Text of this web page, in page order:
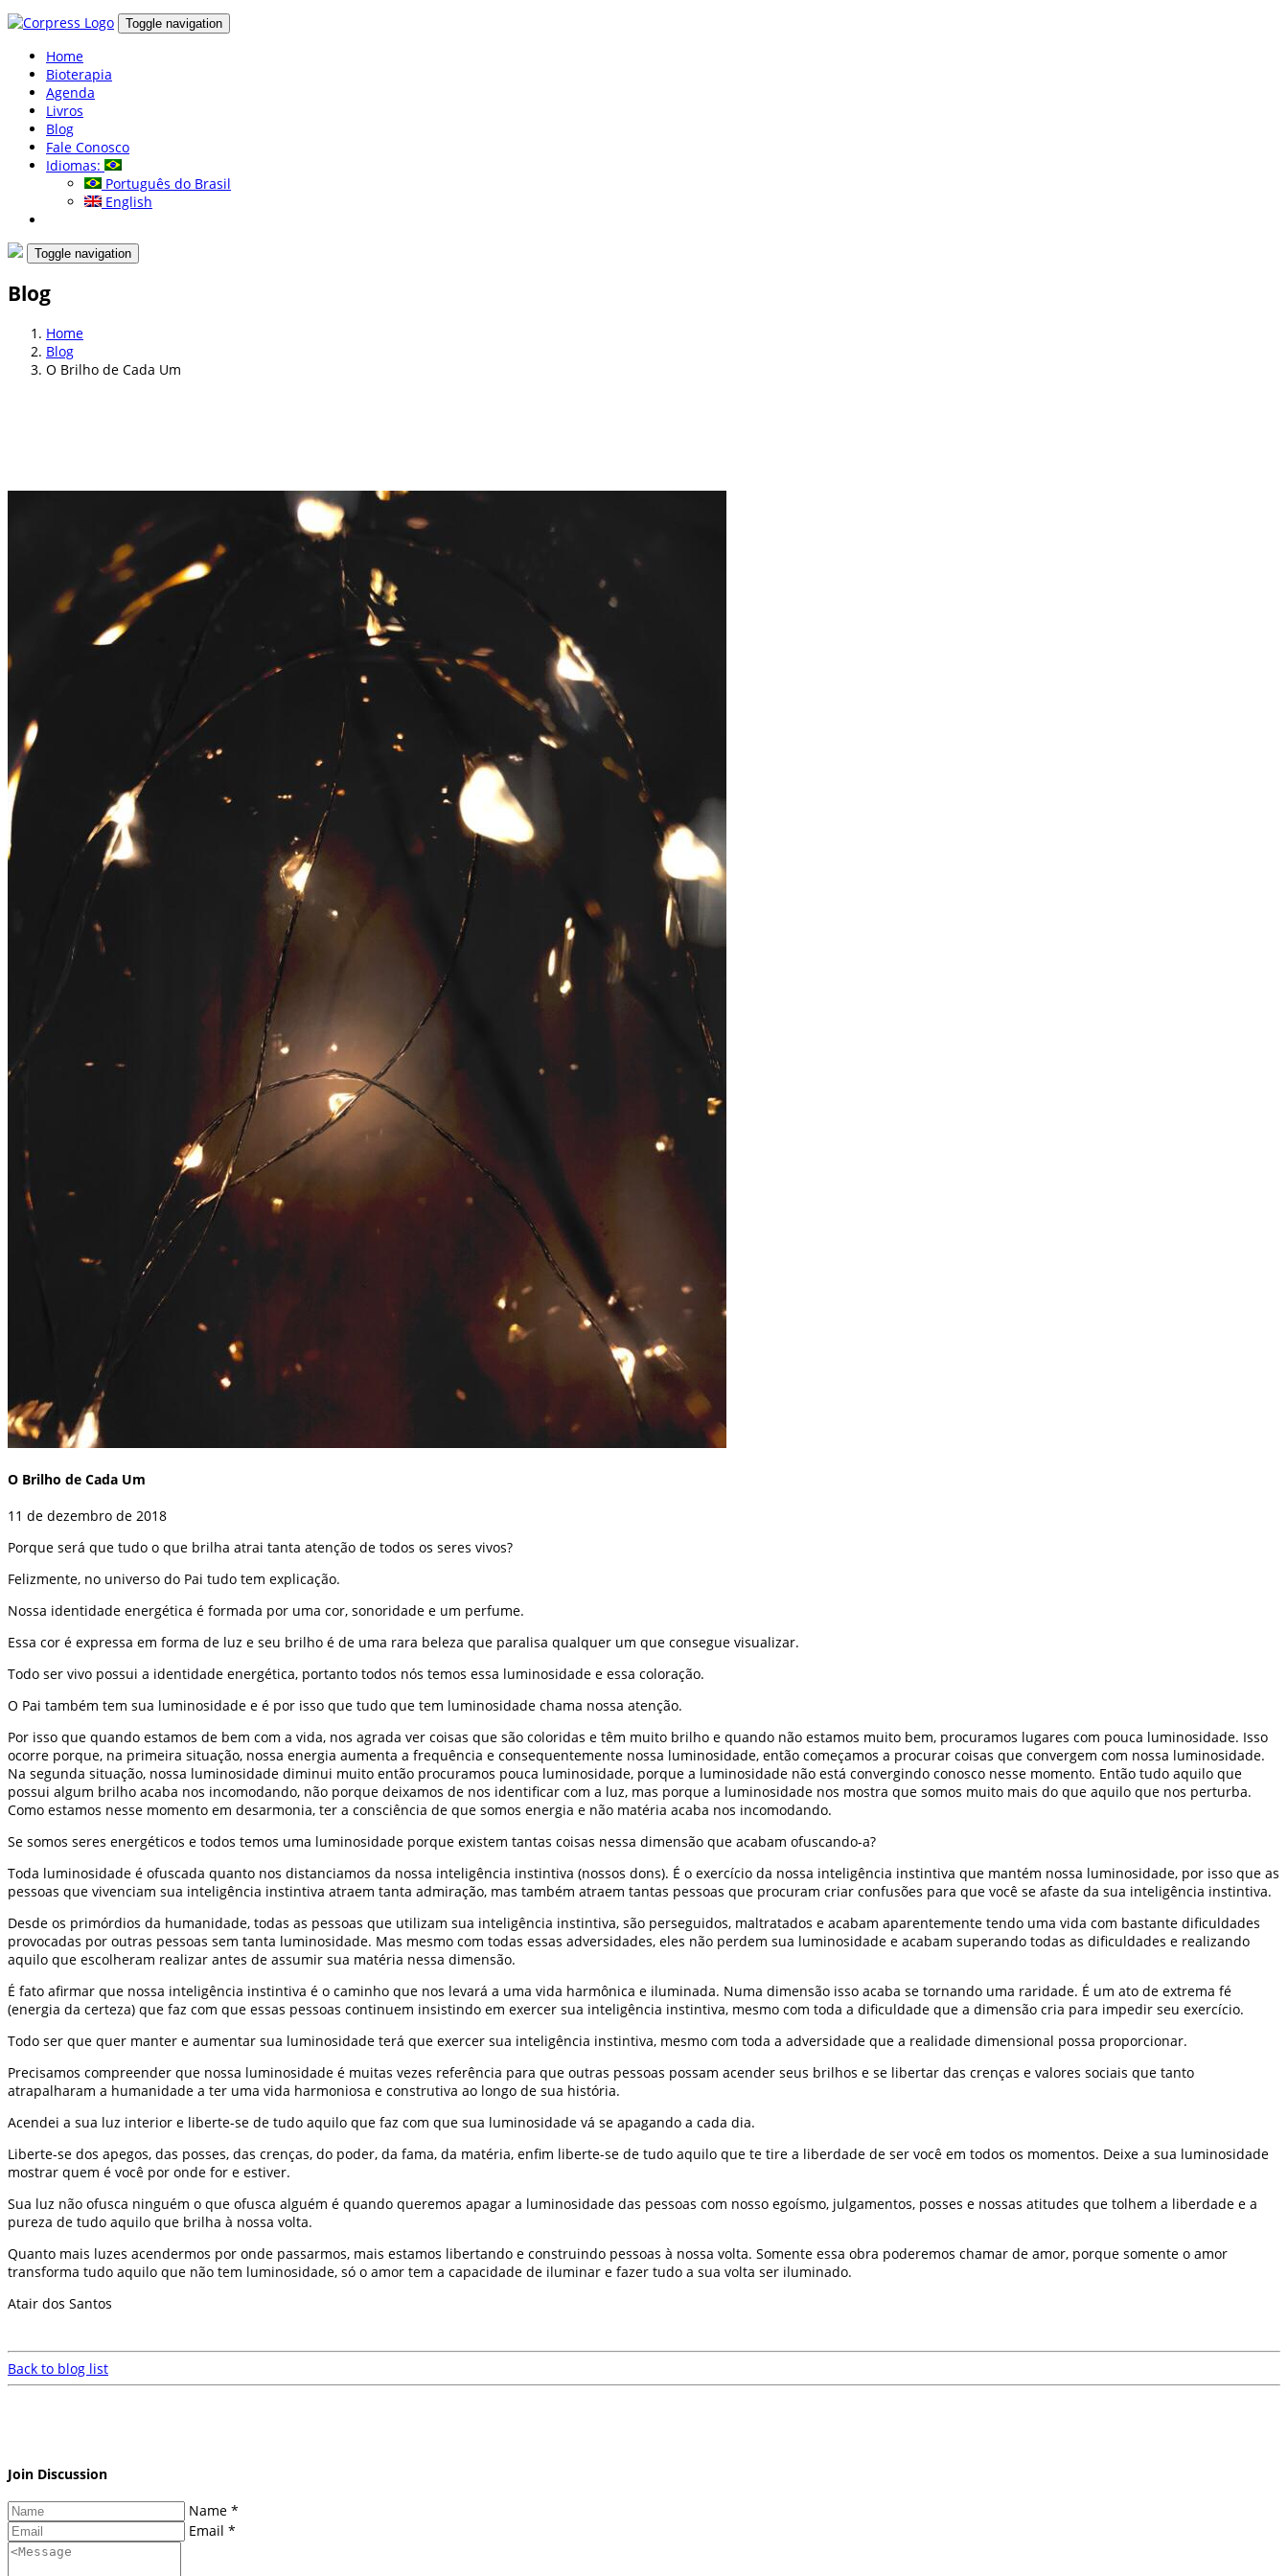
Toggle navigation
Home
Bioterapia
Agenda
Livros
Blog
Fale Conosco
Idiomas:
Português do Brasil
English
Toggle navigation
Blog
Home
Blog
O Brilho de Cada Um
O Brilho de Cada Um
11 de dezembro de 2018
Porque será que tudo o que brilha atrai tanta atenção de todos os seres vivos?
Felizmente, no universo do Pai tudo tem explicação.
Nossa identidade energética é formada por uma cor, sonoridade e um perfume.
Essa cor é expressa em forma de luz e seu brilho é de uma rara beleza que paralisa qualquer um que consegue visualizar.
Todo ser vivo possui a identidade energética, portanto todos nós temos essa luminosidade e essa coloração.
O Pai também tem sua luminosidade e é por isso que tudo que tem luminosidade chama nossa atenção.
Por isso que quando estamos de bem com a vida, nos agrada ver coisas que são coloridas e têm muito brilho e quando não estamos muito bem, procuramos lugares com pouca luminosidade. Isso
ocorre porque, na primeira situação, nossa energia aumenta a frequência e consequentemente nossa luminosidade, então começamos a procurar coisas que convergem com nossa luminosidade.
Na segunda situação, nossa luminosidade diminui muito então procuramos pouca luminosidade, porque a luminosidade não está convergindo conosco nesse momento. Então tudo aquilo que
possui algum brilho acaba nos incomodando, não porque deixamos de nos identificar com a luz, mas porque a luminosidade nos mostra que somos muito mais do que aquilo que nos perturba.
Como estamos nesse momento em desarmonia, ter a consciência de que somos energia e não matéria acaba nos incomodando.
Se somos seres energéticos e todos temos uma luminosidade porque existem tantas coisas nessa dimensão que acabam ofuscando-a?
Toda luminosidade é ofuscada quanto nos distanciamos da nossa inteligência instintiva (nossos dons). É o exercício da nossa inteligência instintiva que mantém nossa luminosidade, por isso que as
pessoas que vivenciam sua inteligência instintiva atraem tanta admiração, mas também atraem tantas pessoas que procuram criar confusões para que você se afaste da sua inteligência instintiva.
Desde os primórdios da humanidade, todas as pessoas que utilizam sua inteligência instintiva, são perseguidos, maltratados e acabam aparentemente tendo uma vida com bastante dificuldades
provocadas por outras pessoas sem tanta luminosidade. Mas mesmo com todas essas adversidades, eles não perdem sua luminosidade e acabam superando todas as dificuldades e realizando
aquilo que escolheram realizar antes de assumir sua matéria nessa dimensão.
É fato afirmar que nossa inteligência instintiva é o caminho que nos levará a uma vida harmônica e iluminada. Numa dimensão isso acaba se tornando uma raridade. É um ato de extrema fé
(energia da certeza) que faz com que essas pessoas continuem insistindo em exercer sua inteligência instintiva, mesmo com toda a dificuldade que a dimensão cria para impedir seu exercício.
Todo ser que quer manter e aumentar sua luminosidade terá que exercer sua inteligência instintiva, mesmo com toda a adversidade que a realidade dimensional possa proporcionar.
Precisamos compreender que nossa luminosidade é muitas vezes referência para que outras pessoas possam acender seus brilhos e se libertar das crenças e valores sociais que tanto
atrapalharam a humanidade a ter uma vida harmoniosa e construtiva ao longo de sua história.
Acendei a sua luz interior e liberte-se de tudo aquilo que faz com que sua luminosidade vá se apagando a cada dia.
Liberte-se dos apegos, das posses, das crenças, do poder, da fama, da matéria, enfim liberte-se de tudo aquilo que te tire a liberdade de ser você em todos os momentos. Deixe a sua luminosidade
mostrar quem é você por onde for e estiver.
Sua luz não ofusca ninguém o que ofusca alguém é quando queremos apagar a luminosidade das pessoas com nosso egoísmo, julgamentos, posses e nossas atitudes que tolhem a liberdade e a
pureza de tudo aquilo que brilha à nossa volta.
Quanto mais luzes acendermos por onde passarmos, mais estamos libertando e construindo pessoas à nossa volta. Somente essa obra poderemos chamar de amor, porque somente o amor
transforma tudo aquilo que não tem luminosidade, só o amor tem a capacidade de iluminar e fazer tudo a sua volta ser iluminado.
Atair dos Santos
Back to blog list
Join Discussion
Name *
Email *